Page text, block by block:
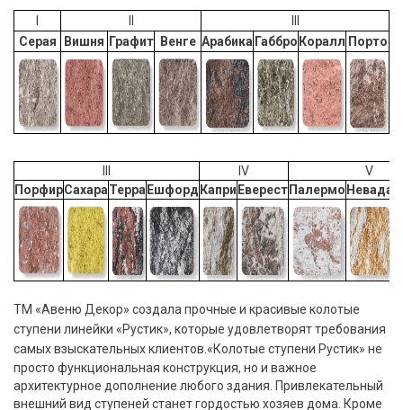
Серая
Вишня Графит Венге Арабика Габбро Коралл Порто
IV
V
ПорфирСахараТерра Ешфорд Капри Еверест Палермо Невада
ТМ «Авеню Декор» создала прочные и красивые колотые
ступени линейки «Рустик», которые удовлетворят требования
самых взыскательных клиентов. «Колотые ступени Рустик» не
просто функциональная конструкция, но и важное
архитектурное дополнение любого здания. Привлекательный
внешний вид ступеней станет гордостью хозяев дома. Кроме